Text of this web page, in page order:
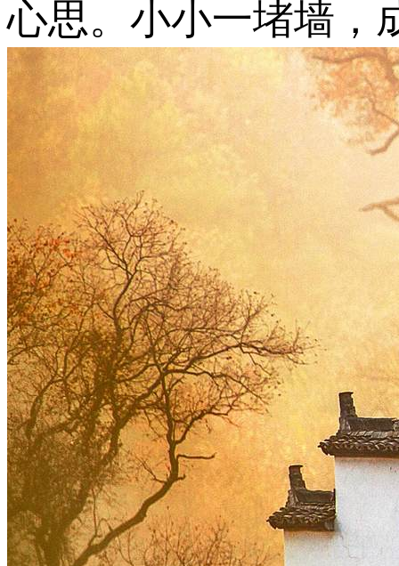
心思。小小一堵墙，